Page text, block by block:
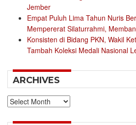
Jember
Empat Puluh Lima Tahun Nuris
Mempererat Silaturrahmi,
Konsisten di Bidang PKN, Wakil
Tambah Koleksi Medali Nasional
ARCHIVES
Archives